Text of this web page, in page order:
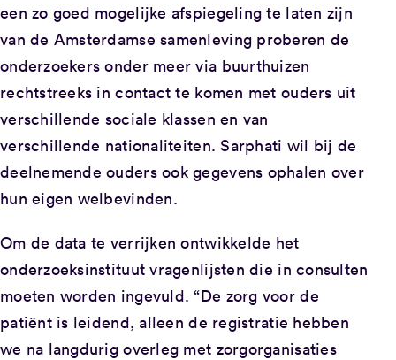
een zo goed mogelijke afspiegeling te laten zijn
van de Amsterdamse samenleving proberen de
onderzoekers onder meer via buurthuizen
rechtstreeks in contact te komen met ouders uit
verschillende sociale klassen en van
verschillende nationaliteiten. Sarphati wil bij de
deelnemende ouders ook gegevens ophalen over
hun eigen welbevinden.
Om de data te verrijken ontwikkelde het
onderzoeksinstituut vragenlijsten die in consulten
moeten worden ingevuld. “De zorg voor de
patiënt is leidend, alleen de registratie hebben
we na langdurig overleg met zorgorganisaties